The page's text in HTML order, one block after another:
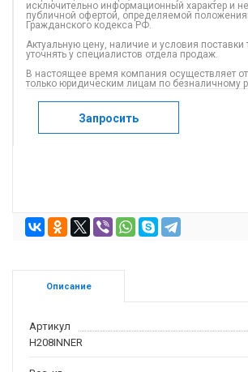
исключительно информационный характер и
публичной офертой, определяемой
Гражданского кодекса РФ.
Актуальную цену, наличие и условия поставки
уточнять у специалистов отдела продаж.
В настоящее время компания осуществляет
только юридическим лицам по безналичному
Запросить
Описание
Артикул
H208INNER